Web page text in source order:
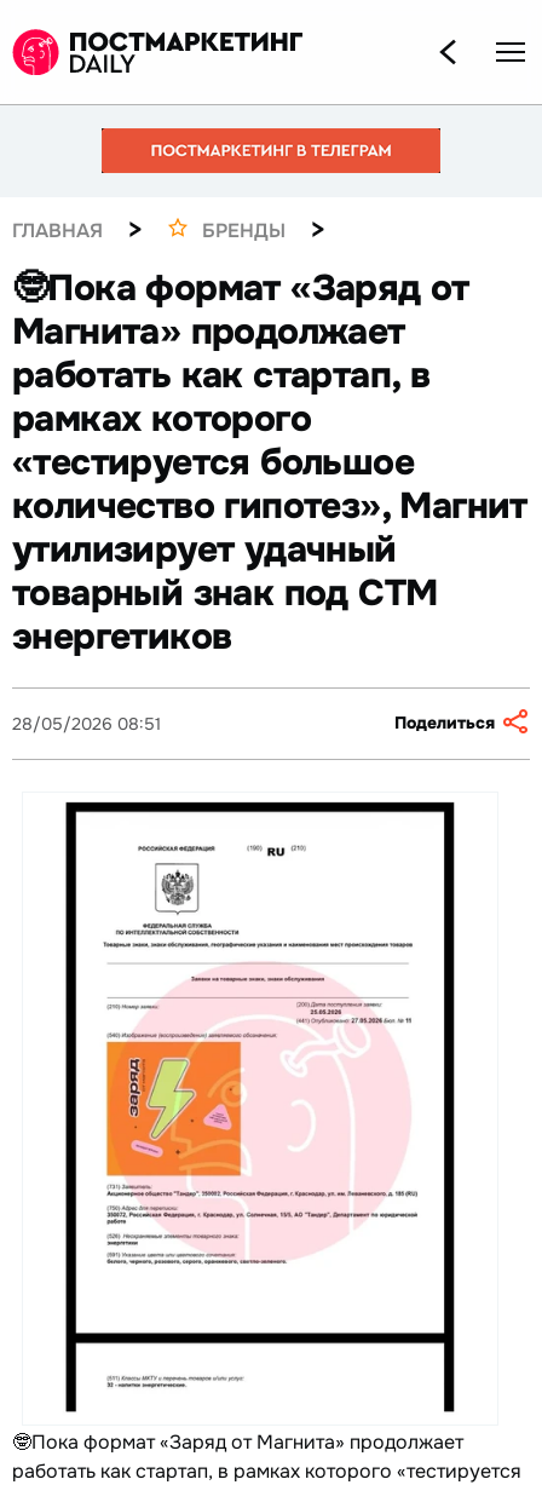
ГЛАВНАЯ > БРЕНДЫ >
🤓Пока формат «Заряд от
Магнита» продолжает
работать как стартап, в
рамках которого
«тестируется большое
количество гипотез», Магнит
утилизирует удачный
товарный знак под СТМ
энергетиков
28/05/2026 08:51 Поделиться
🤓Пока формат «Заряд от Магнита» продолжает
работать как стартап, в рамках которого «тестируется